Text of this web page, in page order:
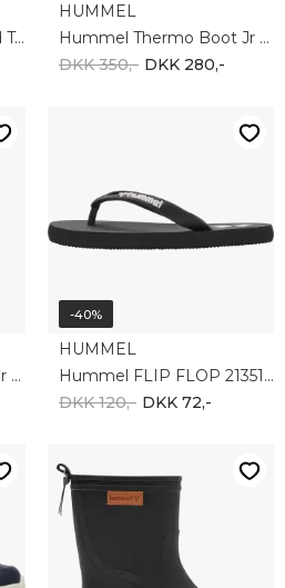
Hummel X-Light 2.0 Mid Tex Jr - Black 215408-2001
HUMMEL
Hummel Thermo Boot Jr - Dark Olive 206869-6086
DKK 350,- DKK 280,-
Hummel Thermo Boot Jr - Fudge 206869-8016
-40%
HUMMEL
Hummel FLIP FLOP 213513-2001
DKK 120,- DKK 72,-